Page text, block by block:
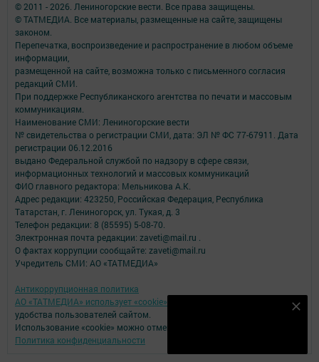
© 2011 - 2026. Лениногорские вести. Все права защищены.
© ТАТМЕДИА. Все материалы, размещенные на сайте, защищены
законом.
Перепечатка, воспроизведение и распространение в любом объеме
информации,
размещенной на сайте, возможна только с письменного согласия
редакций СМИ.
При поддержке Республиканского агентства по печати и массовым
коммуникациям.
Наименование СМИ: Лениногорские вести
№ свидетельства о регистрации СМИ, дата: ЭЛ № ФС 77-67911. Дата
регистрации 06.12.2016
выдано Федеральной службой по надзору в сфере связи,
информационных технологий и массовых коммуникаций
ФИО главного редактора: Мельникова А.К.
Адрес редакции: 423250, Российская Федерация, Республика
Татарстан, г. Лениногорск, ул. Тукая, д. 3
Телефон редакции: 8 (85595) 5-08-70.
Электронная почта редакции: zaveti@mail.ru .
О фактах коррупции сообщайте: zaveti@mail.ru
Учредитель СМИ: АО «ТАТМЕДИА»
Антикоррупционная политика
АО «ТАТМЕДИА» использует «cookie» для персонализации сервисов и
удобства пользователей сайтом.
Использование «cookie» можно отменить в настройках браузера.
Политика конфиденциальности